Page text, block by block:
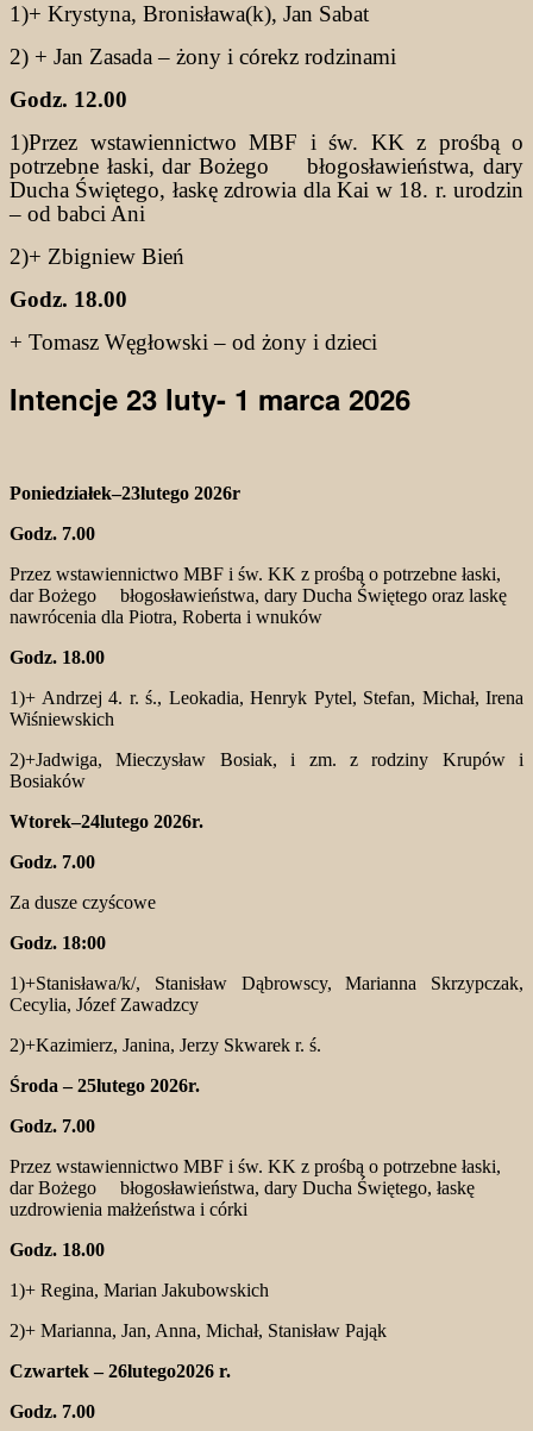
1)+ Krystyna, Bronisława(k), Jan Sabat
2) + Jan Zasada – żony i córekz rodzinami
Godz. 12.00
1)Przez wstawiennictwo MBF i św. KK z prośbą o
potrzebne łaski, dar Bożego błogosławieństwa, dary
Ducha Świętego, łaskę zdrowia dla Kai w 18. r. urodzin
– od babci Ani
2)+ Zbigniew Bień
Godz. 18.00
+ Tomasz Węgłowski – od żony i dzieci
Intencje 23 luty- 1 marca 2026
Poniedziałek–23lutego 2026r
Godz. 7.00
Przez wstawiennictwo MBF i św. KK z prośbą o potrzebne łaski,
dar Bożego błogosławieństwa, dary Ducha Świętego oraz laskę
nawrócenia dla Piotra, Roberta i wnuków
Godz. 18.00
1)+ Andrzej 4. r. ś., Leokadia, Henryk Pytel, Stefan, Michał, Irena
Wiśniewskich
2)+Jadwiga, Mieczysław Bosiak, i zm. z rodziny Krupów i
Bosiaków
Wtorek–24lutego 2026r.
Godz. 7.00
Za dusze czyścowe
Godz. 18:00
1)+Stanisława/k/, Stanisław Dąbrowscy, Marianna Skrzypczak,
Cecylia, Józef Zawadzcy
2)+Kazimierz, Janina, Jerzy Skwarek r. ś.
Środa – 25lutego 2026r.
Godz. 7.00
Przez wstawiennictwo MBF i św. KK z prośbą o potrzebne łaski,
dar Bożego błogosławieństwa, dary Ducha Świętego, łaskę
uzdrowienia małżeństwa i córki
Godz. 18.00
1)+ Regina, Marian Jakubowskich
2)+ Marianna, Jan, Anna, Michał, Stanisław Pająk
Czwartek – 26lutego2026 r.
Godz. 7.00